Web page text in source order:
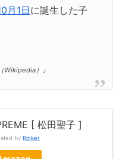
月1日に誕生した子
Wikipedia）』
[ 松田聖子 ]
by Rinker